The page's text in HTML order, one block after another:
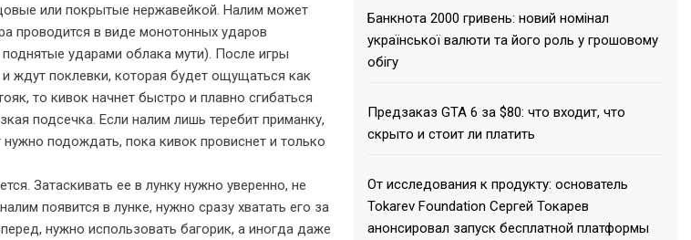
или покрытые нержавейкой. Налим может
проводится в виде монотонных ударов
ударами облака мути). После игры
поклевки, которая будет ощущаться как
то кивок начнет быстро и плавно сгибаться
подсечка. Если налим лишь теребит приманку,
нужно подождать, пока кивок провиснет и только
Затаскивать ее в лунку нужно уверенно, не
появится в лунке, нужно сразу хватать его за
нужно использовать багорик, а иногда даже
Банкнота 2000 гривень: новий номінал
української валюти та його роль у грошовому
обігу
Предзаказ GTA 6 за $80: что входит, что
скрыто и стоит ли платить
От исследования к продукту: основатель
Tokarev Foundation Сергей Токарев
анонсировал запуск бесплатной платформы